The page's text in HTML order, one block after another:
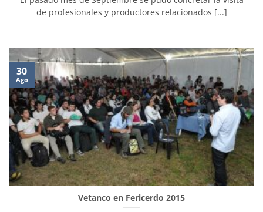
de profesionales y productores relacionados [...]
Vetanco en Fericerdo 2015
30
Ago